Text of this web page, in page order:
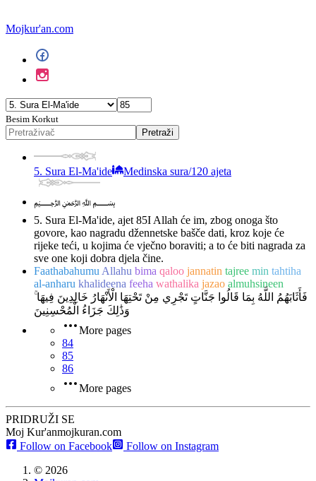
Mojkur'an.com
Besim Korkut
Pretraži
5. Sura El-Ma'ide Medinska sura/120 ajeta
﷽
5. Sura El-Ma'ide, ajet 85I Allah će im, zbog onoga što
govore, kao nagradu džennetske bašče dati, kroz koje će
rijeke teći, u kojima će vječno boraviti; a to će biti nagrada za
sve one koji dobra djela čine.
Faathabahumu Allahu bima qaloo jannatin tajree min tahtiha
al-anharu khalideena feeha wathalika jazao almuhsineen
فَأَثَابَهُمُ اللَّهُ بِمَا قَالُوا جَنَّاتٍ تَجْرِي مِنْ تَحْتِهَا الْأَنْهَارُ خَالِدِينَ فِيهَا ۚ
وَذَٰلِكَ جَزَاءُ الْمُحْسِنِينَ
More pages
84
85
86
More pages
PRIDRUŽI SE
Moj Kur'anmojkuran.com
Follow on Facebook
Follow on Instagram
© 2026